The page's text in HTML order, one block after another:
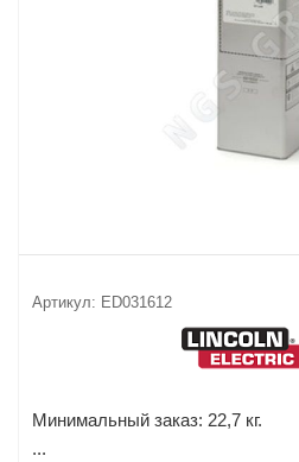
Артикул: ED031612
Минимальный заказ: 22,7 кг.
...